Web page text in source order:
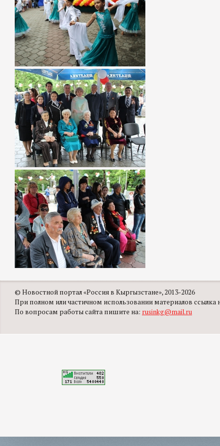
© Новостной портал «Россия в Кыргызстане», 2013-2026
При полном или частичном использовании материалов ссылка
По вопросам работы сайта пишите на: rusinkg@mail.ru